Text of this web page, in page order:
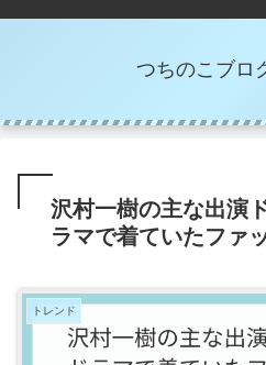
つちのこブロ
沢村一樹の主な出演
ラマで着ていたファ
トレンド